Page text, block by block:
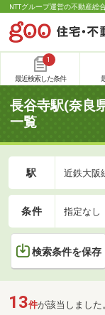
NTTグループ運営の不動産総
1
最近検索した条件
長谷寺駅(奈良
一覧
駅 近鉄大阪
条件 指定なし
検索条件を保存
13件が該当しました